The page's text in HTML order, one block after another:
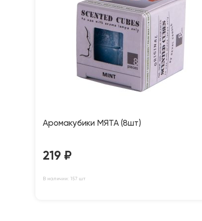
Аромакубики МЯТА (8шт)
219 ₽
В наличии: 157 шт